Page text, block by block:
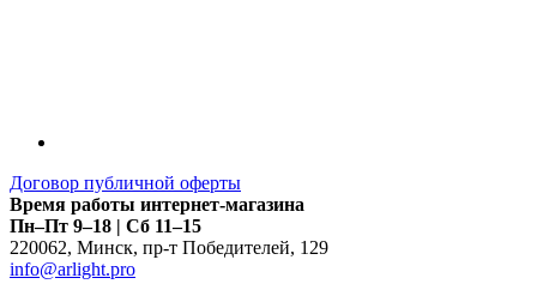
Договор публичной оферты
Время работы интернет-магазина
Пн–Пт 9–18 | Сб 11–15
220062, Минск, пр-т Победителей, 129
info@arlight.pro